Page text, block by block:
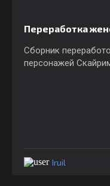
Переработка
Сборник
персонажей
Iruil